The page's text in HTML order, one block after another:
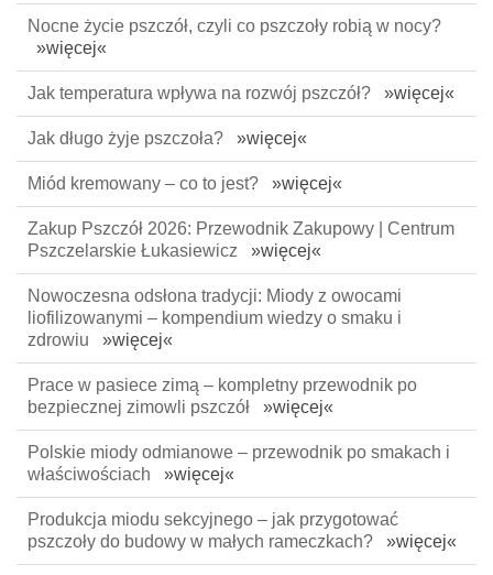
Nocne życie pszczół, czyli co pszczoły robią w nocy?
»więcej«
Jak temperatura wpływa na rozwój pszczół? »więcej«
Jak długo żyje pszczoła? »więcej«
Miód kremowany – co to jest? »więcej«
Zakup Pszczół 2026: Przewodnik Zakupowy | Centrum
Pszczelarskie Łukasiewicz »więcej«
Nowoczesna odsłona tradycji: Miody z owocami
liofilizowanymi – kompendium wiedzy o smaku i
zdrowiu »więcej«
Prace w pasiece zimą – kompletny przewodnik po
bezpiecznej zimowli pszczół »więcej«
Polskie miody odmianowe – przewodnik po smakach i
właściwościach »więcej«
Produkcja miodu sekcyjnego – jak przygotować
pszczoły do budowy w małych rameczkach? »więcej«